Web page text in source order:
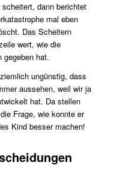
dann berichtet
mal eben
Das Scheitern
wert, wie die
gegeben hat.
ungünstig, dass
aussehen, weil wir ja
hat. Da stellen
Frage, wie konnte er
Kind besser machen!